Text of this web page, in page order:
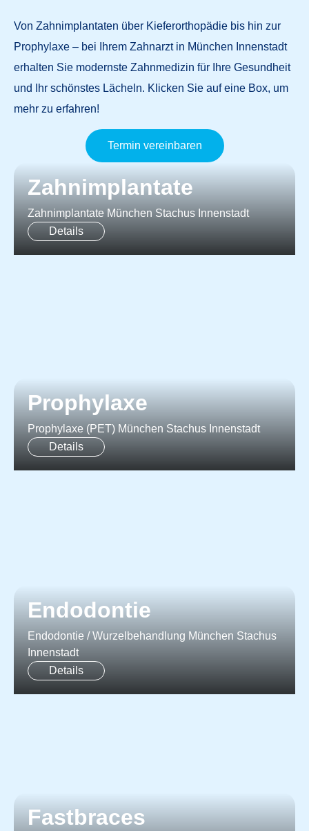
Von Zahnimplantaten über Kieferorthopädie bis hin zur
Prophylaxe – bei Ihrem Zahnarzt in München Innenstadt
erhalten Sie modernste Zahnmedizin für Ihre Gesundheit
und Ihr schönstes Lächeln. Klicken Sie auf eine Box, um
mehr zu erfahren!
Termin vereinbaren
Zahnimplantate​
Zahnimplantate München Stachus Innenstadt
Details
Prophylaxe
Prophylaxe (PET) München Stachus Innenstadt
Details
Endodontie
Endodontie / Wurzelbehandlung München Stachus
Innenstadt
Details
Fastbraces